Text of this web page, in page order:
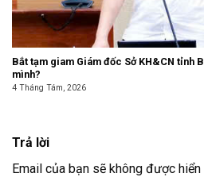
Bắt tạm giam Giám đốc Sở KH&CN tỉnh
mình?
4 Tháng Tám, 2026
Trả lời
Email của bạn sẽ không được hiển